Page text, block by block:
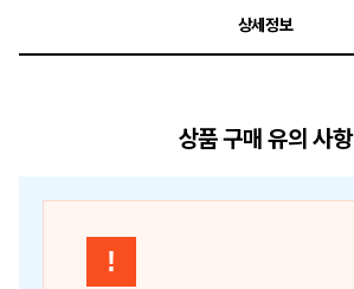
상세정보
상품 구매 유의 사항
!